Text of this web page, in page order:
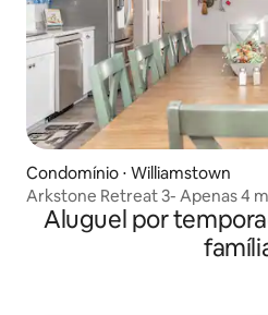
Condomínio ⋅ Williamstown
Arkstone Retreat 3- Apenas 4
Aluguel por